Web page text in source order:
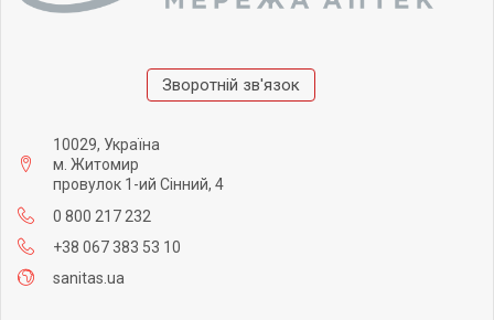
Зворотній зв'язок
10029, Україна
м. Житомир
провулок 1-ий Сінний, 4
0 800 217 232
+38 067 383 53 10
sanitas.ua